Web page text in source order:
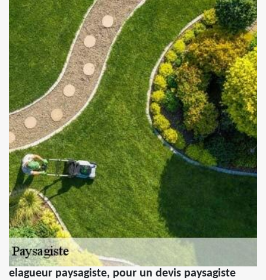
elagueur paysagiste, pour un devis paysagiste